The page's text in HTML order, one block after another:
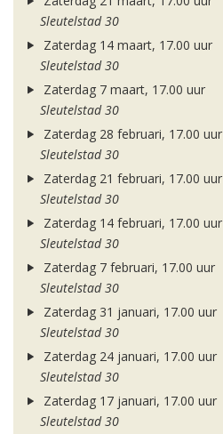
Sleutelstad 30
Zaterdag 14 maart, 17.00 uur
Sleutelstad 30
Zaterdag 7 maart, 17.00 uur
Sleutelstad 30
Zaterdag 28 februari, 17.00 uur
Sleutelstad 30
Zaterdag 21 februari, 17.00 uur
Sleutelstad 30
Zaterdag 14 februari, 17.00 uur
Sleutelstad 30
Zaterdag 7 februari, 17.00 uur
Sleutelstad 30
Zaterdag 31 januari, 17.00 uur
Sleutelstad 30
Zaterdag 24 januari, 17.00 uur
Sleutelstad 30
Zaterdag 17 januari, 17.00 uur
Sleutelstad 30